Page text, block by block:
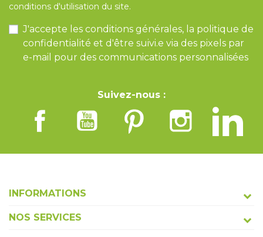
conditions d'utilisation du site.
J'accepte les conditions générales, la politique de
confidentialité et d'être suivi.e via des pixels par
e-mail pour des communications personnalisées
Suivez-nous :
INFORMATIONS
NOS SERVICES